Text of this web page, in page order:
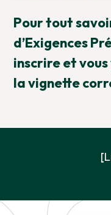
Pour tout
d’Exigences
inscrire et
la vignette